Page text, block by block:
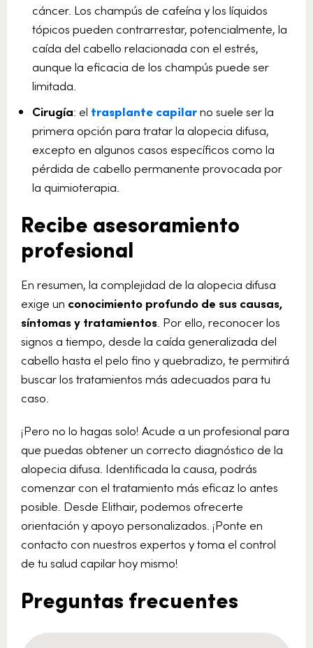
cáncer. Los champús de cafeína y los líquidos
tópicos pueden contrarrestar, potencialmente, la
caída del cabello relacionada con el estrés,
aunque la eficacia de los champús puede ser
limitada.
Cirugía: el trasplante capilarno suele ser la
primera opción para tratar la alopecia difusa,
excepto en algunos casos específicos como la
pérdida de cabello permanente provocada por
la quimioterapia.
Recibe asesoramiento
profesional
En resumen, la complejidad de la alopecia difusa
exige un conocimiento profundo de sus causas,
síntomas y tratamientos . Por ello, reconocer los
signos a tiempo, desde la caída generalizada del
cabello hasta el pelo fino y quebradizo, te permitirá
buscar los tratamientos más adecuados para tu
caso.
¡Pero no lo hagas solo! Acude a un profesional para
que puedas obtener un correcto diagnóstico de la
alopecia difusa. Identificada la causa, podrás
comenzar con el tratamiento más eficaz lo antes
posible. Desde Elithair, podemos ofrecerte
orientación y apoyo personalizados. ¡Ponte en
contacto con nuestros expertos y toma el control
de tu salud capilar hoy mismo!
Preguntas frecuentes